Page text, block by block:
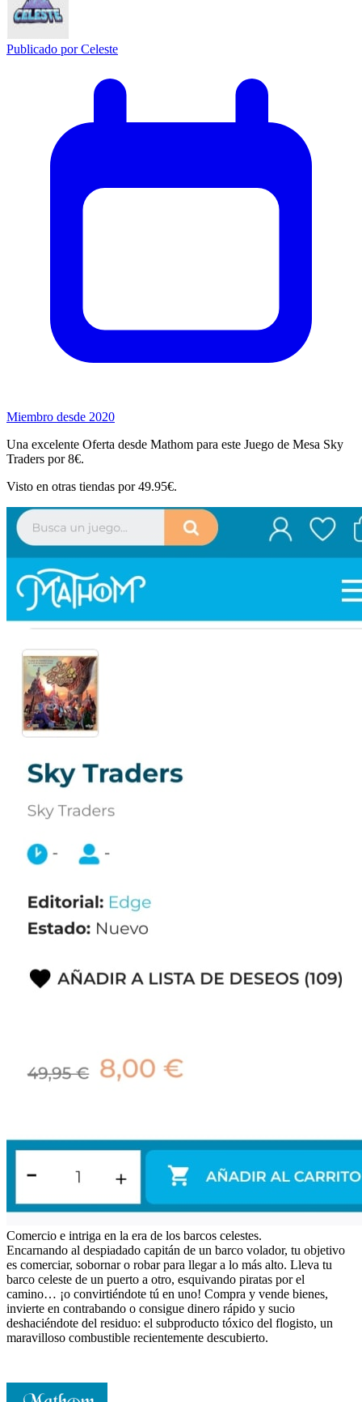
Publicado porCeleste
Miembro desde 2020
Una excelente Oferta desde Mathom para este Juego de Mesa Sky
Traders por 8€.
Visto en otras tiendas por 49.95€.
Comercio e intriga en la era de los barcos celestes.
Encarnando al despiadado capitán de un barco volador, tu objetivo
es comerciar, sobornar o robar para llegar a lo más alto. Lleva tu
barco celeste de un puerto a otro, esquivando piratas por el
camino… ¡o convirtiéndote tú en uno! Compra y vende bienes,
invierte en contrabando o consigue dinero rápido y sucio
deshaciéndote del residuo: el subproducto tóxico del flogisto, un
maravilloso combustible recientemente descubierto.